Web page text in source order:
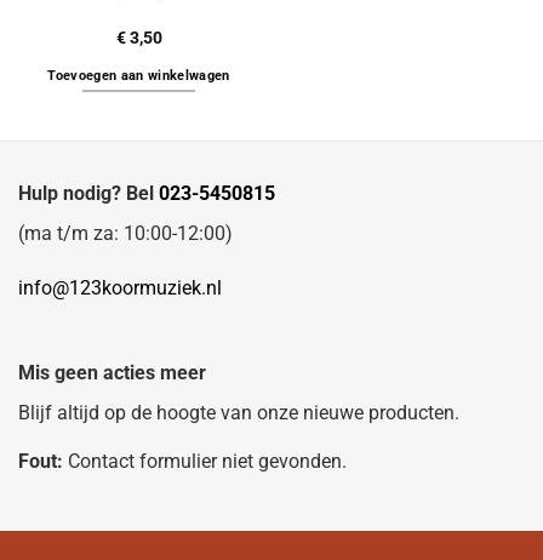
€3,50
Toevoegen aan winkelwagen
Hulp nodig? Bel 023-5450815
(ma t/m za: 10:00-12:00)
info@123koormuziek.nl
Mis geen acties meer
Blijf altijd op de hoogte van onze nieuwe producten.
Fout: Contact formulier niet gevonden.